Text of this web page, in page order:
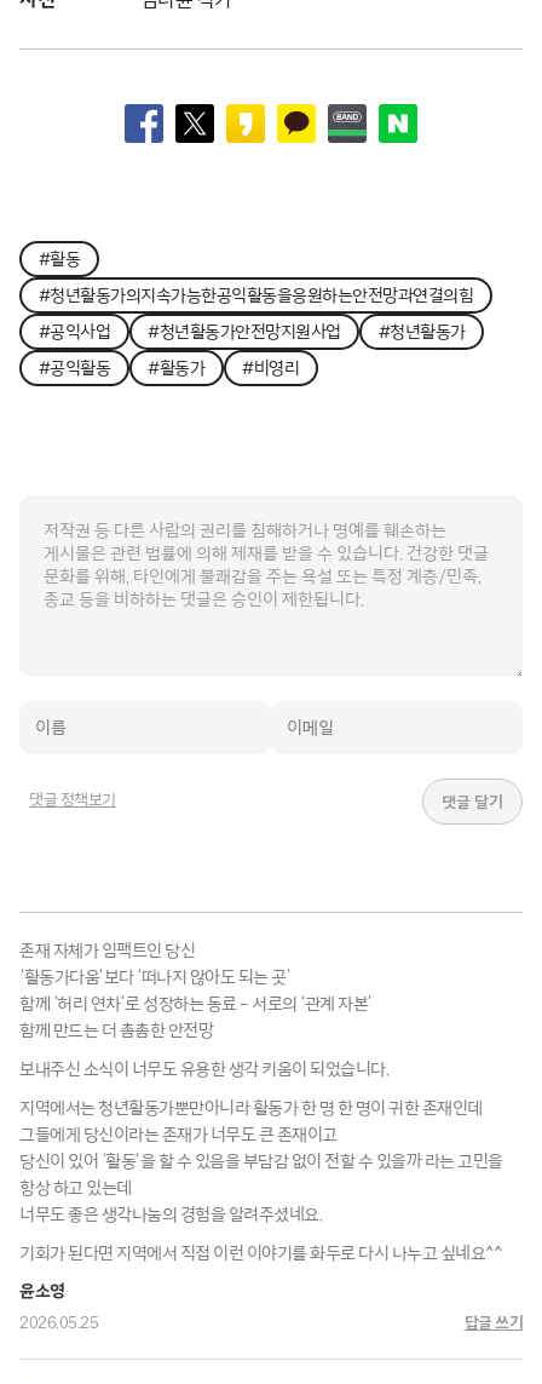
#활동
#청년활동가의지속가능한공익활동을응원하는안전망과연결의힘
#공익사업
#청년활동가안전망지원사업
#청년활동가
#공익활동
#활동가 #비영리
존재 자체가 임팩트인 당신
‘활동가다움’보다 ‘떠나지 않아도 되는 곳’
함께 ‘허리 연차’로 성장하는 동료 – 서로의 ‘관계 자본’
함께 만드는 더 촘촘한 안전망
보내주신 소식이 너무도 유용한 생각 키움이 되었습니다.
지역에서는 청년활동가뿐만아니라 활동가 한 명 한 명이 귀한 존재인데
그들에게 당신이라는 존재가 너무도 큰 존재이고
당신이 있어 ‘활동’을 할 수 있음을 부담감 없이 전할 수 있을까 라는 고민을
항상 하고 있는데
너무도 좋은 생각나눔의 경험을 알려주셨네요.
기회가 된다면 지역에서 직접 이런 이야기를 화두로 다시 나누고 싶네요^^
윤소영
2026.05.25 답글 쓰기
댓글 정책보기